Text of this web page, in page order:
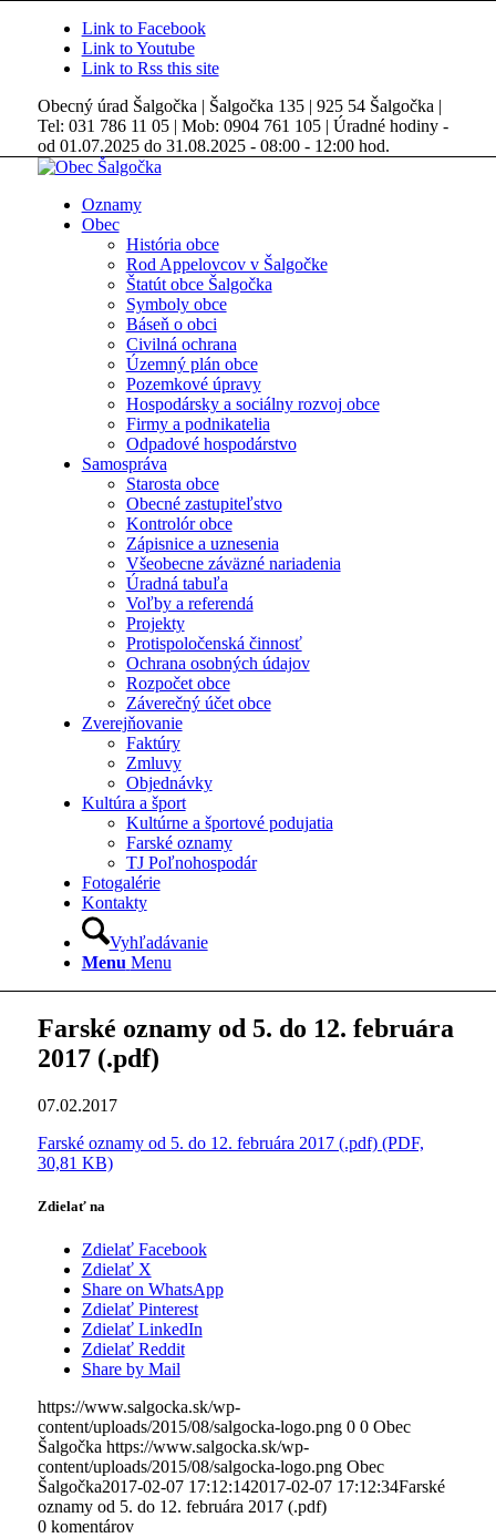
Link to Facebook
Link to Youtube
Link to Rss this site
Obecný úrad Šalgočka | Šalgočka 135 | 925 54 Šalgočka |
Tel: 031 786 11 05 | Mob: 0904 761 105 | Úradné hodiny -
od 01.07.2025 do 31.08.2025 - 08:00 - 12:00 hod.
Oznamy
Obec
História obce
Rod Appelovcov v Šalgočke
Štatút obce Šalgočka
Symboly obce
Báseň o obci
Civilná ochrana
Územný plán obce
Pozemkové úpravy
Hospodársky a sociálny rozvoj obce
Firmy a podnikatelia
Odpadové hospodárstvo
Samospráva
Starosta obce
Obecné zastupiteľstvo
Kontrolór obce
Zápisnice a uznesenia
Všeobecne záväzné nariadenia
Úradná tabuľa
Voľby a referendá
Projekty
Protispoločenská činnosť
Ochrana osobných údajov
Rozpočet obce
Záverečný účet obce
Zverejňovanie
Faktúry
Zmluvy
Objednávky
Kultúra a šport
Kultúrne a športové podujatia
Farské oznamy
TJ Poľnohospodár
Fotogalérie
Kontakty
Vyhľadávanie
Menu Menu
Farské oznamy od 5. do 12. februára
2017 (.pdf)
07.02.2017
Farské oznamy od 5. do 12. februára 2017 (.pdf) (PDF,
30,81 KB)
Zdielať na
Zdielať Facebook
Zdielať X
Share on WhatsApp
Zdielať Pinterest
Zdielať LinkedIn
Zdielať Reddit
Share by Mail
https://www.salgocka.sk/wp-
content/uploads/2015/08/salgocka-logo.png 0 0 Obec
Šalgočka https://www.salgocka.sk/wp-
content/uploads/2015/08/salgocka-logo.png Obec
Šalgočka2017-02-07 17:12:142017-02-07 17:12:34Farské
oznamy od 5. do 12. februára 2017 (.pdf)
0 komentárov